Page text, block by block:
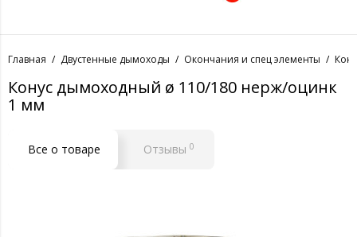
Главная Двустенные дымоходы Окончания и спец элементы
Конус дымоходный ø 110/180 нерж/оцинк
1 мм
Все о товаре Отзывы 0